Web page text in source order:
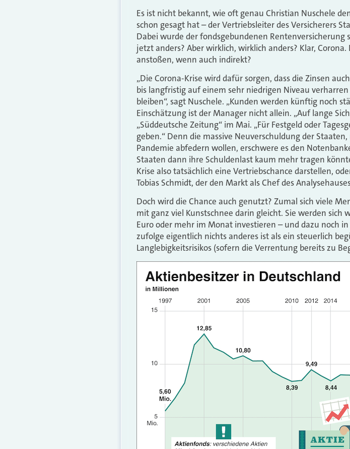
Es ist nicht bekannt, wie oft genau Christian Nuschele
schon gesagt hat – der Vertriebsleiter des Versicherers
Dabei wurde der fondsgebundenen
jetzt anders? Aber wirklich, wirklich anders? Klar,
anstoßen, wenn auch indirekt?
„Die Corona-Krise wird dafür sorgen, dass die Zinsen
bis langfristig auf einem sehr niedrigen Niveau
bleiben“, sagt Nuschele. „Kunden werden künftig noch
Einschätzung ist der Manager nicht allein. „Auf lange
„Süddeutsche Zeitung“ im Mai. „Für Festgeld oder
geben.“ Denn die massive Neuverschuldung der
Pandemie abfedern wollen, erschwere es den
Staaten dann ihre Schuldenlast kaum mehr tragen
Krise also tatsächlich eine Vertriebschance darstellen,
Tobias Schmidt, der den Markt als Chef des
Doch wird die Chance auch genutzt? Zumal sich viele
mit ganz viel Kunstschnee darin gleicht. Sie werden sich
Euro oder mehr im Monat investieren – und dazu noch
zufolge eigentlich nichts anderes ist als ein steuerlich
Langlebigkeitsrisikos (sofern die Verrentung bereits zu